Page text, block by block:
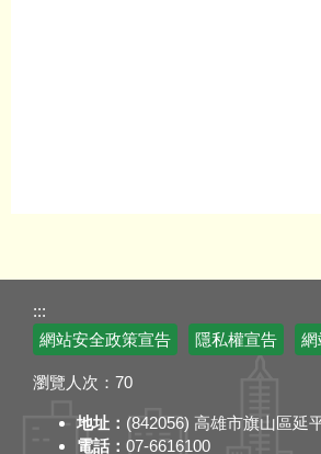
:::
網站安全政策宣告
隱私權宣告 網
瀏覽人次： 70
地址： (842056) 高雄市旗山區延
電話： 07-6616100